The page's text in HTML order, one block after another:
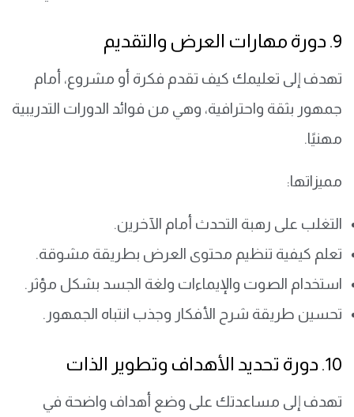
9. دورة مهارات العرض والتقديم
تهدف إلى تعليمك كيف تقدم فكرة أو مشروع، أمام
جمهور بثقة واحترافية، وهي من فوائد الدورات التدريبية
مهنيًا.
مميزاتها:
التغلب على رهبة التحدث أمام الآخرين.
تعلم كيفية تنظيم محتوى العرض بطريقة مشوقة.
استخدام الصوت والإيماءات ولغة الجسد بشكل مؤثر.
تحسين طريقة شرح الأفكار وجذب انتباه الجمهور.
10. دورة تحديد الأهداف وتطوير الذات
تهدف إلى مساعدتك على وضع أهداف واضحة في